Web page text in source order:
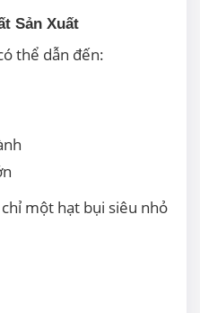
Sản Xuất
thể dẫn đến:
một hạt bụi siêu nhỏ